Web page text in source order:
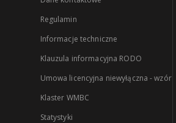
Regulamin
Informacje techniczne
Klauzula informacyjna RODO
Umowa licencyjna niewyłączna - wzór
Klaster WMBC
Statystyki